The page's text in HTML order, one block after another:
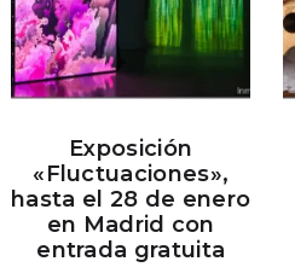
Exposición
«Fluctuaciones»,
hasta el 28 de enero
en Madrid con
entrada gratuita